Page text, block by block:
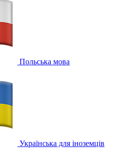
Польська мова
Українська для іноземців